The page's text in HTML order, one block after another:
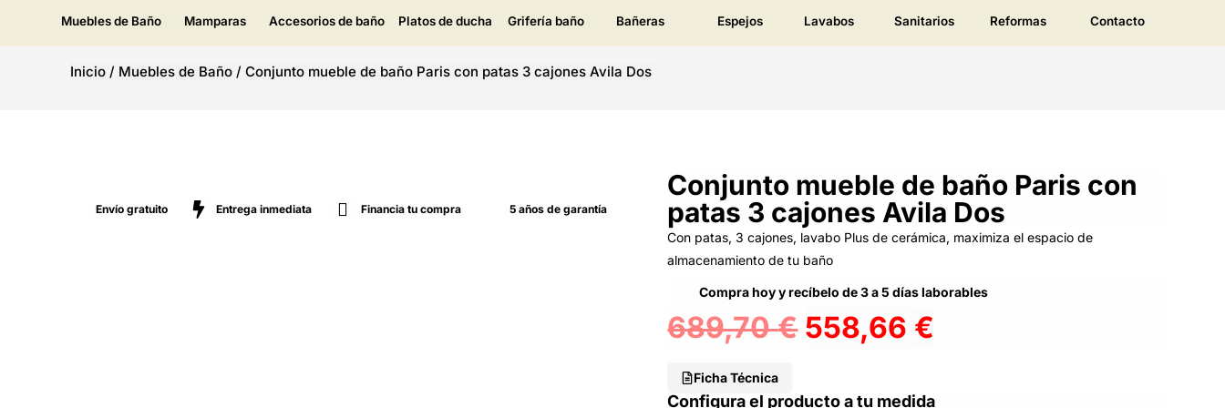
Muebles de Baño Mamparas Accesorios de baño Platos de ducha Grifería baño Bañeras Espejos Lavabos Sanitarios Reformas Contacto
Inicio / Muebles de Baño /Conjunto mueble de baño Paris con patas 3 cajones Avila Dos
Envío gratuito Entrega inmediata Financia tu compra 5 años de garantía
Conjunto mueble de baño Paris con
patas 3 cajones Avila Dos
Con patas, 3 cajones, lavabo Plus de cerámica, maximiza el espacio de
almacenamiento de tu baño
Compra hoy y recíbelo de 3 a 5 días laborables
689,70€ 558,66 €
Ficha Técnica
Configura el producto a tu medida